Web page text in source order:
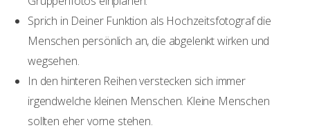
Sprich in Deiner Funktion als Hochzeitsfotograf die
Menschen persönlich an, die abgelenkt wirken und
wegsehen.
In den hinteren Reihen verstecken sich immer
irgendwelche kleinen Menschen. Kleine Menschen
sollten eher vorne stehen.